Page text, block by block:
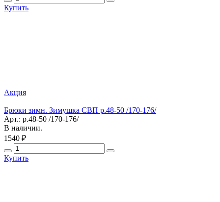
Купить
Акция
Брюки зимн. Зимушка СВП р.48-50 /170-176/
Арт.: р.48-50 /170-176/
В наличии.
1540 ₽
Купить